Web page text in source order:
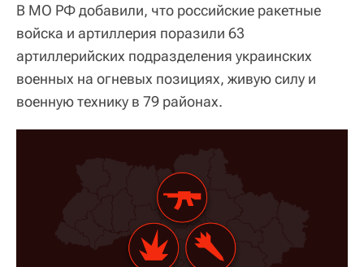
В МО РФ добавили, что российские ракетные
войска и артиллерия поразили 63
артиллерийских подразделения украинских
военных на огневых позициях, живую силу и
военную технику в 79 районах.